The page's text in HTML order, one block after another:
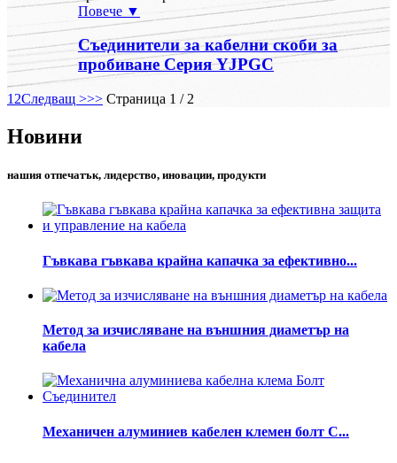
Повече ▼
Съединители за кабелни скоби за
пробиване Серия YJPGC
1 2Следващ >>> Страница 1 / 2
Новини
нашия отпечатък, лидерство, иновации, продукти
Гъвкава гъвкава крайна капачка за ефективно...
Метод за изчисляване на външния диаметър на
кабела
Механичен алуминиев кабелен клемен болт C...